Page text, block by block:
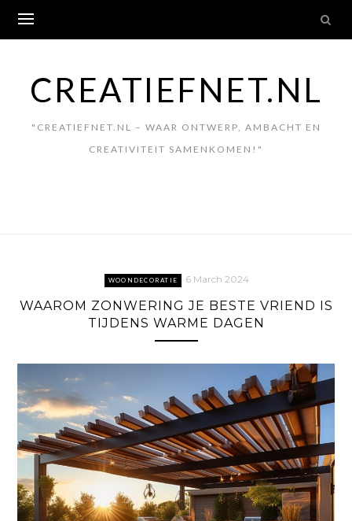
content
CREATIEFNET.NL
"CREATIEFNET.NL – WAAR ONTWERP, AMBACHT EN
CREATIVITEIT SAMENKOMEN!"
WOONDECORATIE 6 March 2024
WAAROM ZONWERING JE BESTE VRIEND IS
TIJDENS WARME DAGEN